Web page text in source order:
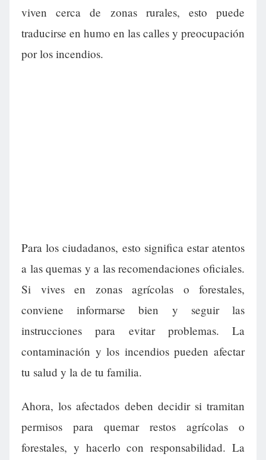
viven cerca de zonas rurales, esto puede
traducirse en humo en las calles y preocupación
por los incendios.
Para los ciudadanos, esto significa estar atentos
a las quemas y a las recomendaciones oficiales.
Si vives en zonas agrícolas o forestales,
conviene informarse bien y seguir las
instrucciones para evitar problemas. La
contaminación y los incendios pueden afectar
tu salud y la de tu familia.
Ahora, los afectados deben decidir si tramitan
permisos para quemar restos agrícolas o
forestales, y hacerlo con responsabilidad. La